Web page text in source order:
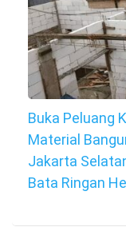
Buka Peluang
Material
Jakarta
Bata Ringan